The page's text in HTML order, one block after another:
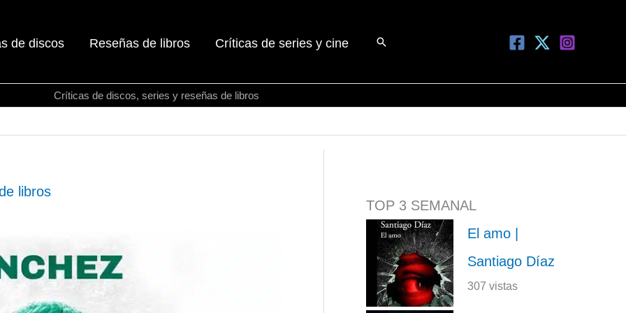
de discos Reseñas de libros Críticas de series y cine Buscar
Críticas de discos, series y reseñas de libros
libros
TOP 3 SEMANAL
El amo |
Santiago Díaz
307 vistas